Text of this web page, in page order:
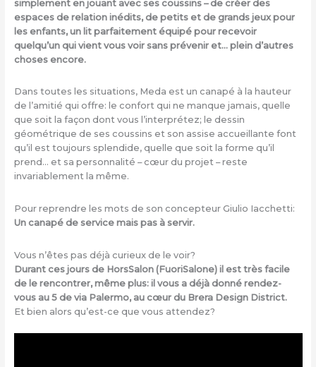
simplement en jouant avec ses coussins – de créer des
espaces de relation inédits, de petits et de grands jeux pour
les enfants, un lit parfaitement équipé pour recevoir
quelqu’un qui vient vous voir sans prévenir et… plein d’autres
choses encore.
Dans toutes les situations, Meda est un canapé à la hauteur
de l’amitié qui offre: le confort qui ne manque jamais, quelle
que soit la façon dont vous l’interprétez; le dessin
géométrique de ses coussins et son assise accueillante font
qu’il est toujours splendide, quelle que soit la forme qu’il
prend… et sa personnalité – cœur du projet – reste
invariablement la même.
Pour reprendre les mots de son concepteur Giulio Iacchetti:
Un canapé de service mais pas à servir.
Vous n’êtes pas déjà curieux de le voir?
Durant ces jours de HorsSalon (FuoriSalone) il est très facile
de le rencontrer, même plus: il vous a déjà donné rendez-
vous au 5 de via Palermo, au cœur du Brera Design District.
Et bien alors qu’est-ce que vous attendez?